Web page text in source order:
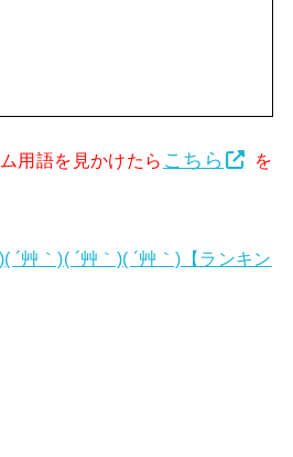
用語を見かけたら こちら
を
´艸｀)( ´艸｀)( ´艸｀)【ランキン